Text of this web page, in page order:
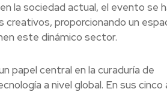
la sociedad actual, el evento se
proporcionando un
este dinámico sector.
papel central en la curaduría de
a nivel global. En sus cinco